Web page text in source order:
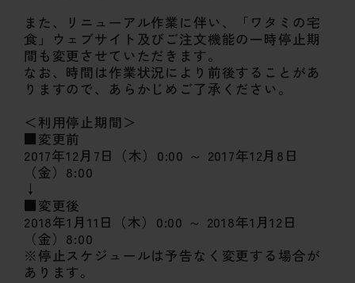
また、リニューアル作業に伴い、「ワタミの宅
食」ウェブサイト及びご注文機能の一時停止期
間も変更させていただきます。
なお、時間は作業状況により前後することがあ
りますので、あらかじめご了承ください。
＜利用停止期間＞
■変更前
2017年12月7日（木）0:00 ～ 2017年12月8日
（金）8:00
↓
■変更後
2018年1月11日（木）0:00 ～ 2018年1月12日
（金）8:00
※停止スケジュールは予告なく変更する場合が
あります。